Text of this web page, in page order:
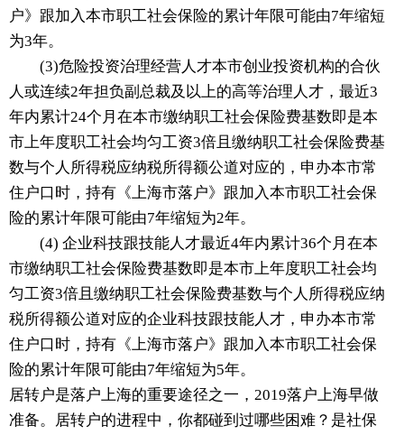
户》跟加入本市职工社会保险的累计年限可能由7年缩短
为3年。
(3)危险投资治理经营人才本市创业投资机构的合伙
人或连续2年担负副总裁及以上的高等治理人才，最近3
年内累计24个月在本市缴纳职工社会保险费基数即是本
市上年度职工社会均匀工资3倍且缴纳职工社会保险费基
数与个人所得税应纳税所得额公道对应的，申办本市常
住户口时，持有《上海市落户》跟加入本市职工社会保
险的累计年限可能由7年缩短为2年。
(4) 企业科技跟技能人才最近4年内累计36个月在本
市缴纳职工社会保险费基数即是本市上年度职工社会均
匀工资3倍且缴纳职工社会保险费基数与个人所得税应纳
税所得额公道对应的企业科技跟技能人才，申办本市常
住户口时，持有《上海市落户》跟加入本市职工社会保
险的累计年限可能由7年缩短为5年。
居转户是落户上海的重要途径之一，2019落户上海早做
准备。居转户的进程中，你都碰到过哪些困难？是社保